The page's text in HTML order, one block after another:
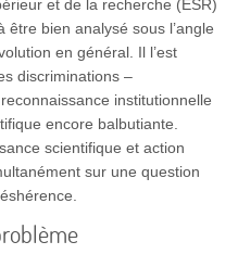
et de la recherche (ESR)
être bien analysé sous l’angle
en général. Il l’est
discriminations –
institutionnelle
encore balbutiante.
scientifique et action
sur une question